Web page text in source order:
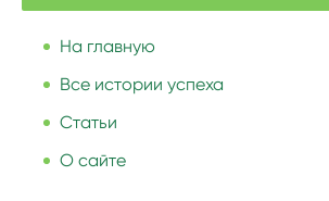
На главную
Все истории успеха
Статьи
О сайте